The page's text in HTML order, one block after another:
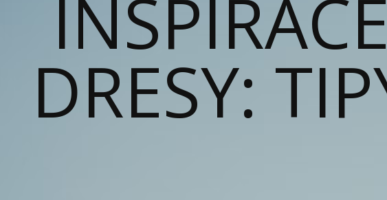
DRESY: